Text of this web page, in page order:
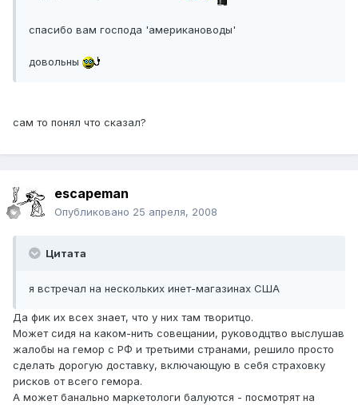
спасибо вам господа 'американоводы'
довольны
сам то понял что сказал?
escapeman
Опубликовано 25 апреля, 2008
Цитата
я встречал на нескольких инет-магазинах США
Да фик их всех знает, что у них там творитцо.
Может сидя на каком-нить совещании, руководцтво выслушав
жалобы на гемор с РФ и третьими странами, решило просто
сделать дорогую доставку, включающую в себя страховку
рисков от всего гемора.
А может банально маркетологи балуются - посмотрят на